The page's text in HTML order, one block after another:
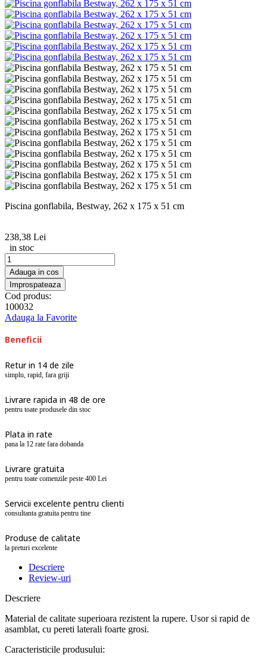
Piscina gonflabila, Bestway, 262 x 175 x 51 cm
238,38 Lei
in stoc
Adauga in cos
Cod produs:
100032
Adauga la Favorite
Beneficii
Retur in 14 de zile
simplu, rapid, fara griji
Livrare rapida in 48 de ore
pentru toate produsele din stoc
Plata in rate
pana la 12 rate fara dobanda
Livrare gratuita
pentru toate comenzile peste 400 Lei
Servicii excelente pentru clienti
consultanta gratuita pentru tine
Produse de calitate
la preturi excelente
Descriere
Review-uri
Descriere
Material de calitate superioara rezistent la rupere. Usor si rapid de
asamblat, cu pereti laterali foarte grosi.
Caracteristicile produsului: